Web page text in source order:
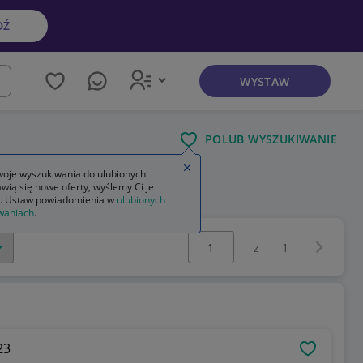
WYSTAW
POLUB WYSZUKIWANIE
Wybierz stronę:
z 1
wyszukiwania do ulubionych.
się nowe oferty, wyślemy Ci je
Ustaw powiadomienia w ulubionych
.
Zamknij wskazówkę